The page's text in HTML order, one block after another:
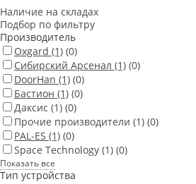
Наличие на складах
Подбор по фильтру
Производитель
Oxgard (1) (0)
Сибирский Арсенал (1) (0)
DoorHan (1) (0)
Бастион (1) (0)
Даксис (1) (0)
Прочие производители (1) (0)
PAL-ES (1) (0)
Space Technology (1) (0)
Показать все
Тип устройства